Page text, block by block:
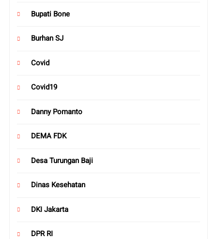
Bupati Bone
Burhan SJ
Covid
Covid19
Danny Pomanto
DEMA FDK
Desa Turungan Baji
Dinas Kesehatan
DKI Jakarta
DPR RI